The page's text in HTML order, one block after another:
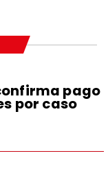
pago
por caso